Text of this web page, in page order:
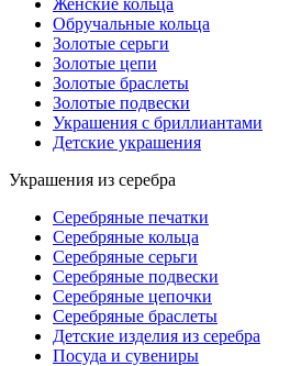
Женские кольца
Обручальные кольца
Золотые серьги
Золотые цепи
Золотые браслеты
Золотые подвески
Украшения с бриллиантами
Детские украшения
Украшения из серебра
Серебряные печатки
Серебряные кольца
Серебряные серьги
Серебряные подвески
Серебряные цепочки
Серебряные браслеты
Детские изделия из серебра
Посуда и сувениры